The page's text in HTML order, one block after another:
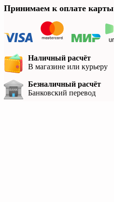
Принимаем к оплате карты
Наличный расчёт
В магазине или курьеру
Безналичный расчёт
Банковский перевод